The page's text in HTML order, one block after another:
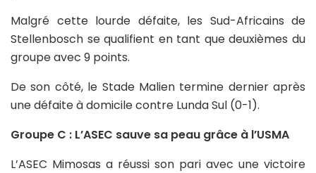
Malgré cette lourde défaite, les Sud-Africains de
Stellenbosch se qualifient en tant que deuxièmes du
groupe avec 9 points.
De son côté, le Stade Malien termine dernier après
une défaite à domicile contre Lunda Sul (0-1).
Groupe C : L’ASEC sauve sa peau grâce à l’USMA
L’ASEC Mimosas a réussi son pari avec une victoire